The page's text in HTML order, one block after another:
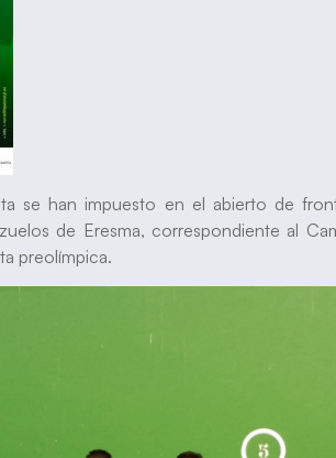
se han impuesto en el abierto de
de Eresma, correspondiente al
preolímpica.